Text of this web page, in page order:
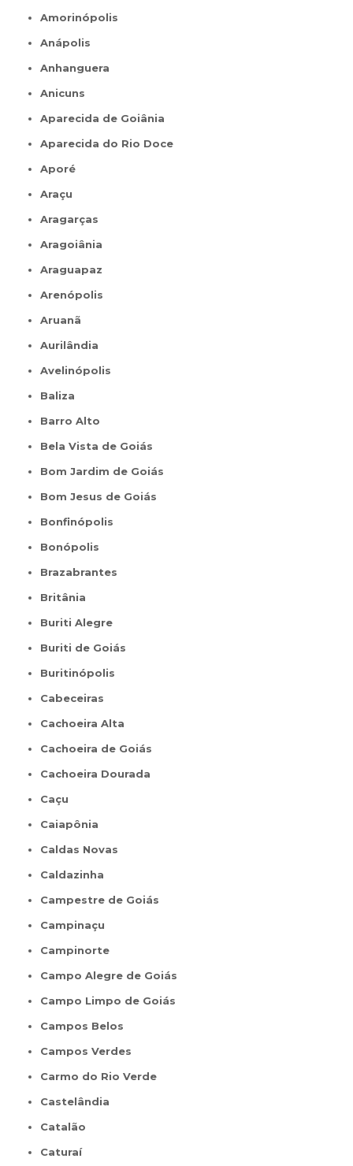
Amorinópolis
Anápolis
Anhanguera
Anicuns
Aparecida de Goiânia
Aparecida do Rio Doce
Aporé
Araçu
Aragarças
Aragoiânia
Araguapaz
Arenópolis
Aruanã
Aurilândia
Avelinópolis
Baliza
Barro Alto
Bela Vista de Goiás
Bom Jardim de Goiás
Bom Jesus de Goiás
Bonfinópolis
Bonópolis
Brazabrantes
Britânia
Buriti Alegre
Buriti de Goiás
Buritinópolis
Cabeceiras
Cachoeira Alta
Cachoeira de Goiás
Cachoeira Dourada
Caçu
Caiapônia
Caldas Novas
Caldazinha
Campestre de Goiás
Campinaçu
Campinorte
Campo Alegre de Goiás
Campo Limpo de Goiás
Campos Belos
Campos Verdes
Carmo do Rio Verde
Castelândia
Catalão
Caturaí